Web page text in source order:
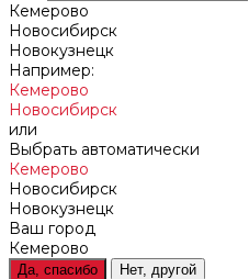
Кемерово
Новосибирск
Новокузнецк
Например:
Кемерово
Новосибирск
или
Выбрать автоматически
Кемерово
Новосибирск
Новокузнецк
Ваш город
Кемерово
Да, спасибо Нет, другой